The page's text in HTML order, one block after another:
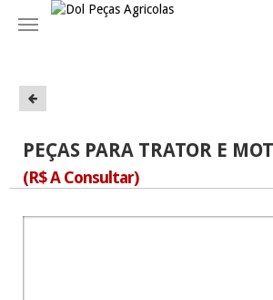
Navegação
PEÇAS PARA TRATOR E
(R$ A Consultar)